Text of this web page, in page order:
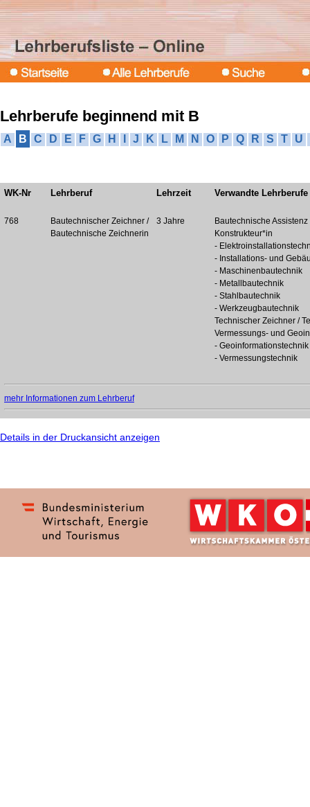
Lehrberufe beginnend mit B
A B C D E F G H J K L M N O P Q R S T U
WK-Nr Lehrberuf Lehrzeit Verwandte Lehrberufe
768
Bautechnischer Zeichner /
Bautechnische Zeichnerin
3 Jahre
Bautechnische Assistenz
Konstrukteur*in
-
- Installations- und
- Maschinenbautechnik
- Metallbautechnik
- Stahlbautechnik
- Werkzeugbautechnik
Technischer Zeichner /
Vermessungs- und
- Geoinformationstechnik
- Vermessungstechnik
mehr Informationen zum Lehrberuf
Details in der Druckansicht anzeigen